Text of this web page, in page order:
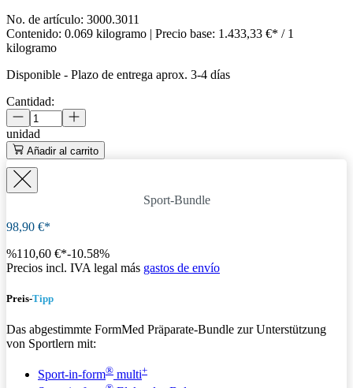
No. de artículo: 3000.3011
Contenido: 0.069 kilogramo | Precio base: 1.433,33 €* / 1
kilogramo
Disponible - Plazo de entrega aprox. 3-4 días
Cantidad:
unidad
Añadir al carrito
Sport-Bundle
98,90 €*
%110,60 €*-10.58%
Precios incl. IVA legal más gastos de envío
Preis-Tipp
Das abgestimmte FormMed Präparate-Bundle zur Unterstützung
von Sportlern mit:
Sport-in-form® multi+